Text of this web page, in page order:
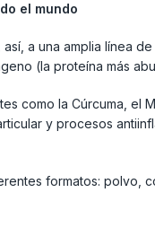
el mundo
así, a una amplia línea
(la proteína más
como la Cúrcuma, el
y procesos
formatos: polvo,